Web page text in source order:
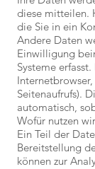
diese mitteilen.
die Sie in ein
Andere Daten
Einwilligung
Systeme
Seitenaufrufs).
automatisch,
Wofür nutzen
Ein Teil der
Bereitstellung
können zur